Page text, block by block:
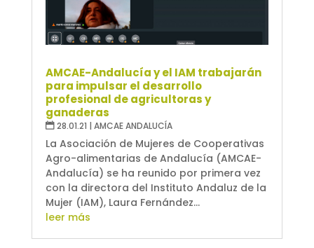
AMCAE-Andalucía y el IAM trabajarán
para impulsar el desarrollo
profesional de agricultoras y
ganaderas
28.01.21 | AMCAE ANDALUCÍA
La Asociación de Mujeres de Cooperativas
Agro-alimentarias de Andalucía (AMCAE-
Andalucía) se ha reunido por primera vez
con la directora del Instituto Andaluz de la
Mujer (IAM), Laura Fernández...
leer más